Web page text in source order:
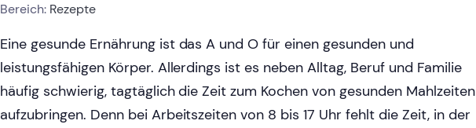
Bereich: Rezepte
Eine gesunde Ernährung ist das A und O für einen gesunden und
leistungsfähigen Körper. Allerdings ist es neben Alltag, Beruf und Familie
häufig schwierig, tagtäglich die Zeit zum Kochen von gesunden Mahlzeiten
aufzubringen. Denn bei Arbeitszeiten von 8 bis 17 Uhr fehlt die Zeit, in der